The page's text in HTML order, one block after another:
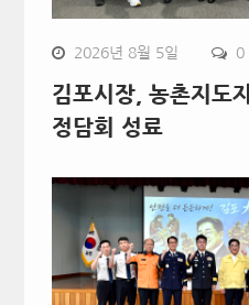
2026년 8월 5일 0
김포시장, 농촌지도
정담회 성료